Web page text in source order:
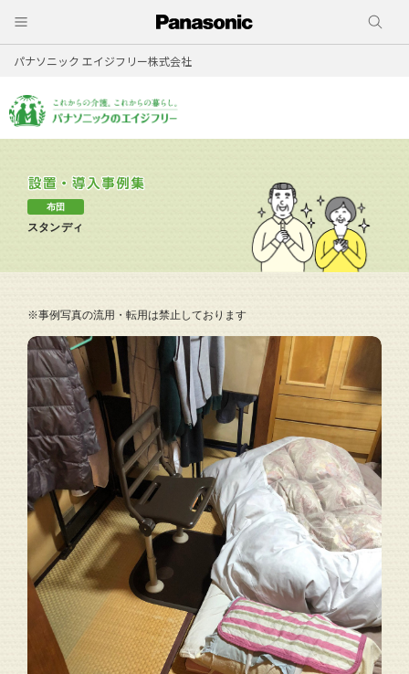
パナソニック エイジフリー株式会社
布団
スタンディ
※事例写真の流用・転用は禁止しております